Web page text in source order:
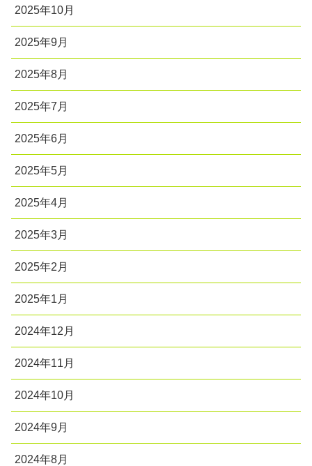
2025年10月
2025年9月
2025年8月
2025年7月
2025年6月
2025年5月
2025年4月
2025年3月
2025年2月
2025年1月
2024年12月
2024年11月
2024年10月
2024年9月
2024年8月